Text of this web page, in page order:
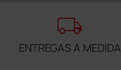
local_shipping
ENTREGAS A MEDIDA